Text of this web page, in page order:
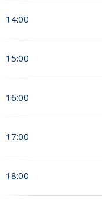
14:00
15:00
16:00
17:00
18:00